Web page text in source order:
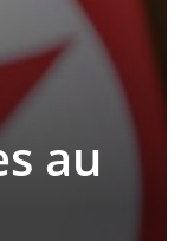
au